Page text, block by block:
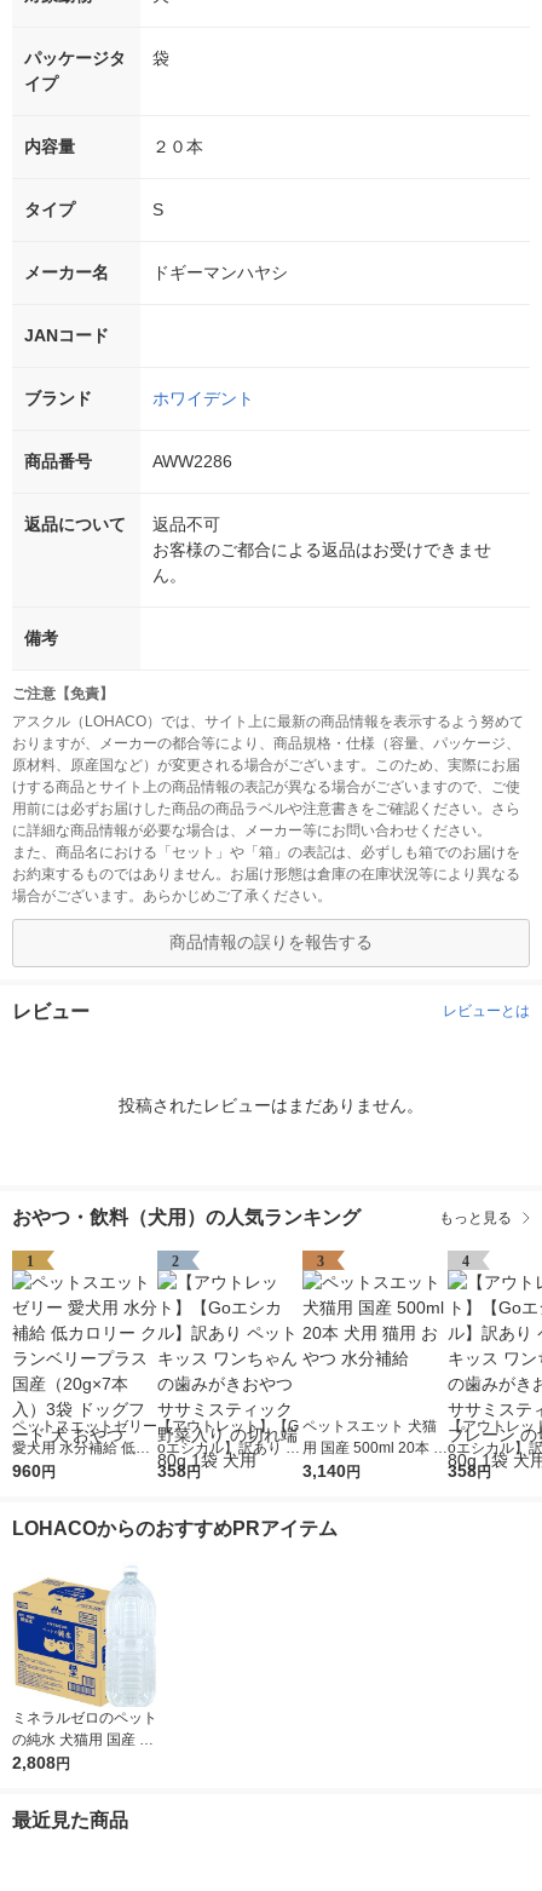
パッケージタ
イプ
袋
内容量 ２０本
タイプ S
メーカー名 ドギーマンハヤシ
JANコード
ブランド ホワイデント
商品番号 AWW2286
返品について
返品不可
お客様のご都合による返品はお受けできませ
ん。
備考
ご注意【免責】
アスクル（LOHACO）では、サイト上に最新の商品情報を表示するよう努めて
おりますが、メーカーの都合等により、商品規格・仕様（容量、パッケージ、
原材料、原産国など）が変更される場合がございます。このため、実際にお届
けする商品とサイト上の商品情報の表記が異なる場合がございますので、ご使
用前には必ずお届けした商品の商品ラベルや注意書きをご確認ください。さら
に詳細な商品情報が必要な場合は、メーカー等にお問い合わせください。
また、商品名における「セット」や「箱」の表記は、必ずしも箱でのお届けを
お約束するものではありません。お届け形態は倉庫の在庫状況等により異なる
場合がございます。あらかじめご了承ください。
商品情報の誤りを報告する
レビュー レビューとは
投稿されたレビューはまだありません。
おやつ・飲料（犬用）の人気ランキング もっと見る
1
ペットスエットゼリー
愛犬用 水分補給 低カ
ロリー クランベリー
ド 犬 おやつ
960円
2
【アウトレット】【G
oエシカル】訳あり ペ
ットキッス ワンちゃ
菜入り の切れ端 80g
358円
3
ペットスエット 犬猫
用 国産 500ml 20本 犬
用 猫用 おやつ 水分補
3,140円
4
【アウトレッ
oエシカル】
ットキッス ワ
358円
LOHACOからのおすすめPRアイテム
ミネラルゼロのペット
の純水 犬猫用 国産 2L
1ケース（1本×6）森
2,808円
最近見た商品